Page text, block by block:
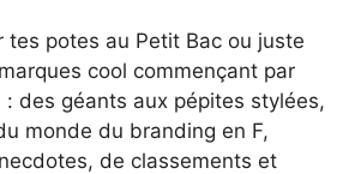
tes potes au Petit Bac ou juste
cool commençant par
: des géants aux pépites stylées,
monde du branding en F,
de classements et